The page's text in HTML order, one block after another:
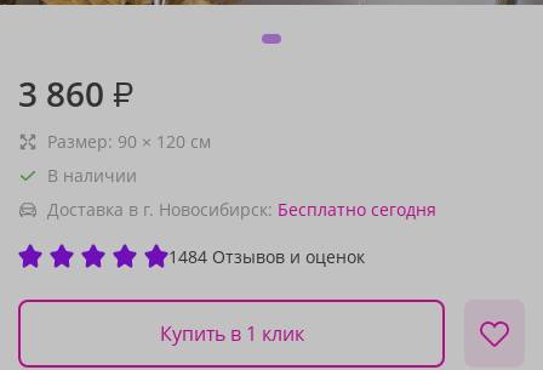
3 860 ₽
Размер: 90 × 120 см
В наличии
Доставка в г. Новосибирск: Бесплатно сегодня
1484 Отзывов и оценок
Купить в 1 клик